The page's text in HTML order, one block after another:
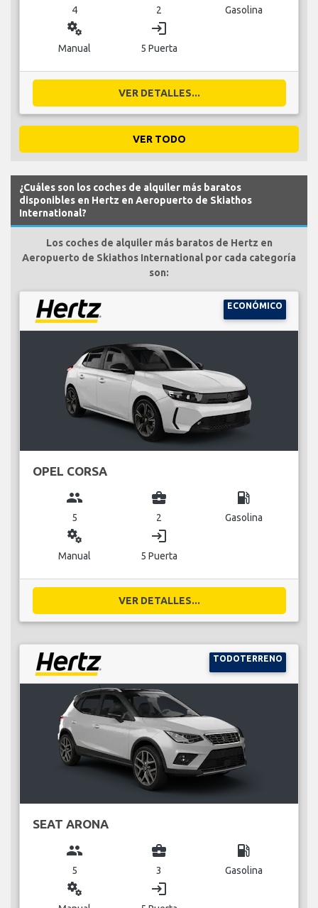
4 2 Gasolina
miscellaneous_services
Manual
login
5 Puerta
VER DETALLES...
VER TODO
¿Cuáles son los coches de alquiler más baratos
disponibles en Hertz en Aeropuerto de Skiathos
International?
Los coches de alquiler más baratos de Hertz en
Aeropuerto de Skiathos International por cada categoría
son:
ECONÓMICO
OPEL CORSA
group
5
business_center
2
local_gas_station
Gasolina
miscellaneous_services
Manual
login
5 Puerta
VER DETALLES...
TODOTERRENO
SEAT ARONA
group
5
business_center
3
local_gas_station
Gasolina
miscellaneous_services login